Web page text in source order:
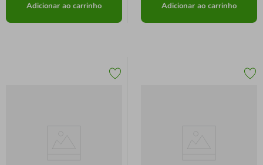
Adicionar ao carrinho Adicionar ao carrinho